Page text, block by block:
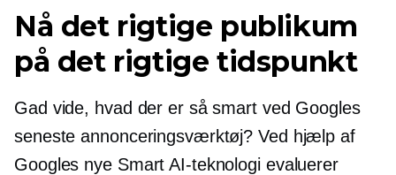
Nå det rigtige publikum
på det rigtige tidspunkt
Gad vide, hvad der er så smart ved Googles
seneste annonceringsværktøj? Ved hjælp af
Googles nye Smart AI-teknologi evaluerer